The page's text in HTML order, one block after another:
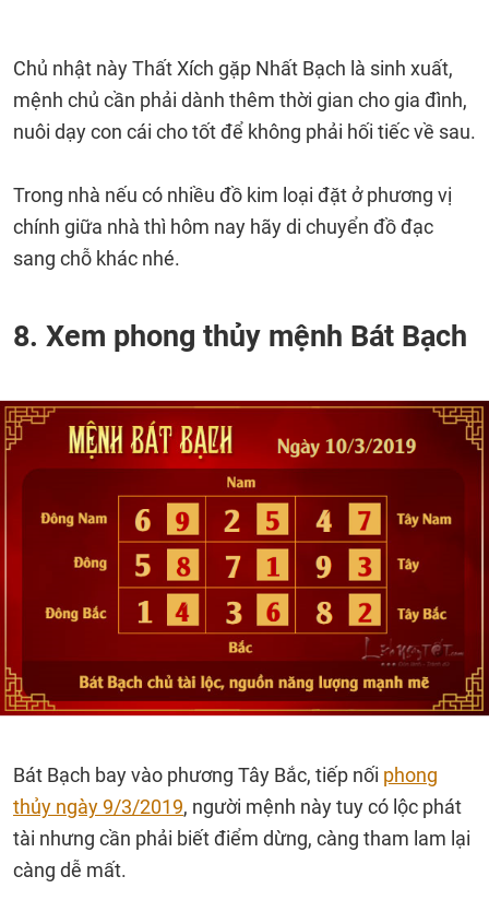
Chủ nhật này Thất Xích gặp Nhất Bạch là sinh xuất,
mệnh chủ cần phải dành thêm thời gian cho gia đình,
nuôi dạy con cái cho tốt để không phải hối tiếc về sau.
Trong nhà nếu có nhiều đồ kim loại đặt ở phương vị
chính giữa nhà thì hôm nay hãy di chuyển đồ đạc
sang chỗ khác nhé.
8. Xem phong thủy mệnh Bát Bạch
Bát Bạch bay vào phương Tây Bắc, tiếp nối phong
thủy ngày 9/3/2019, người mệnh này tuy có lộc phát
tài nhưng cần phải biết điểm dừng, càng tham lam lại
càng dễ mất.